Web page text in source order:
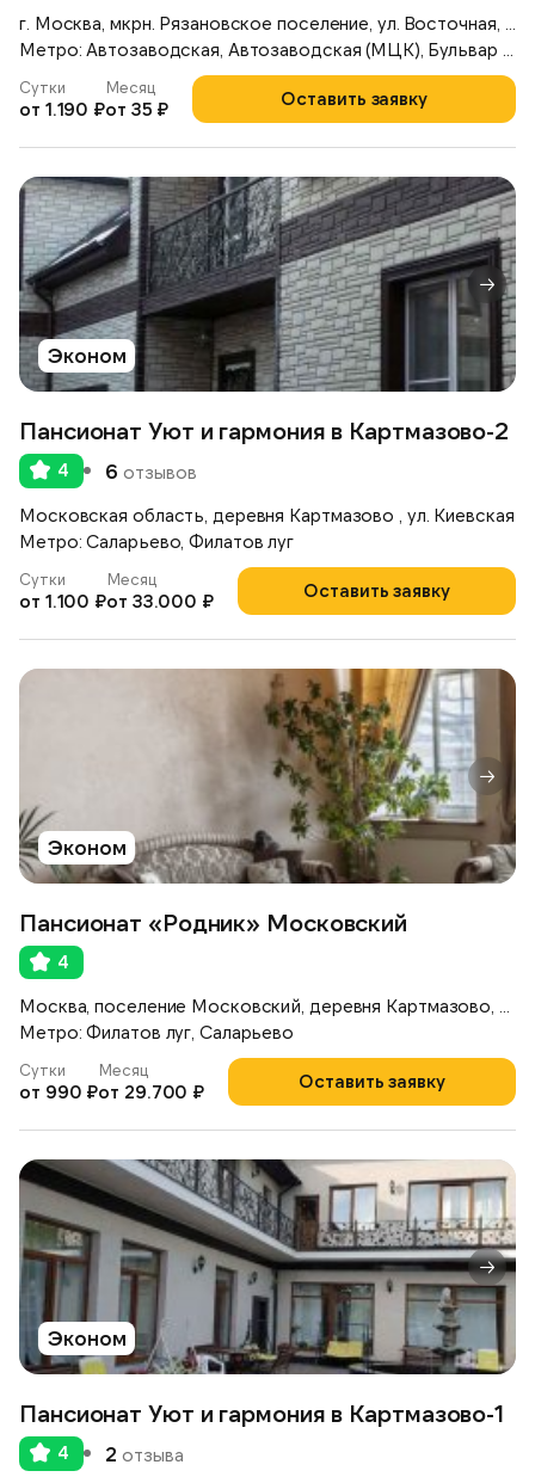
Оставить заявку
Сутки
от 1.190 ₽
Месяц
от 35 ₽
Эконом
Пансионат Уют и гармония в Картмазово-2
4 6 отзывов
Московская область, деревня Картмазово , ул. Киевская
Метро: Саларьево, Филатов луг
Оставить заявку
Сутки
от 1.100 ₽
Месяц
от 33.000 ₽
Эконом
Пансионат «Родник» Московский
4
Метро: Филатов луг, Саларьево
Оставить заявку
Сутки
от 990 ₽
Месяц
от 29.700 ₽
Эконом
Пансионат Уют и гармония в Картмазово-1
4 2 отзыва